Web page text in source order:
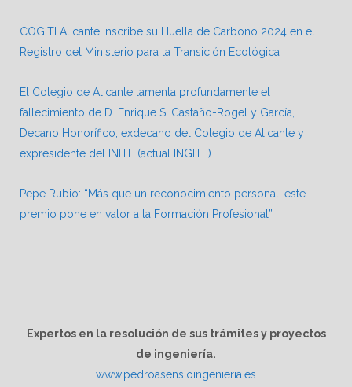
COGITI Alicante inscribe su Huella de Carbono 2024 en el
Registro del Ministerio para la Transición Ecológica
El Colegio de Alicante lamenta profundamente el
fallecimiento de D. Enrique S. Castaño-Rogel y García,
Decano Honorífico, exdecano del Colegio de Alicante y
expresidente del INITE (actual INGITE)
Pepe Rubio: “Más que un reconocimiento personal, este
premio pone en valor a la Formación Profesional”
Expertos en la resolución de sus trámites y proyectos
de ingeniería.
www.pedroasensioingenieria.es